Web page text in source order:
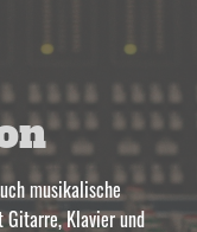
musikalische
Gitarre, Klavier und